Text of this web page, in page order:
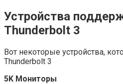
Устройства
Thunderbolt 3
Вот некоторые устройства,
Thunderbolt 3
5K Мониторы